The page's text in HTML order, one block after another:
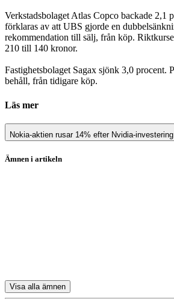
Verkstadsbolaget Atlas Copco backade 2,1
förklaras av att UBS gjorde en
rekommendation till sälj, från köp.
210 till 140 kronor.
Fastighetsbolaget Sagax sjönk 3,0 procent.
behåll, från tidigare köp.
Läs mer
Nokia-aktien rusar 14% efter Nvidia-investering
Ämnen i artikeln
Visa alla ämnen